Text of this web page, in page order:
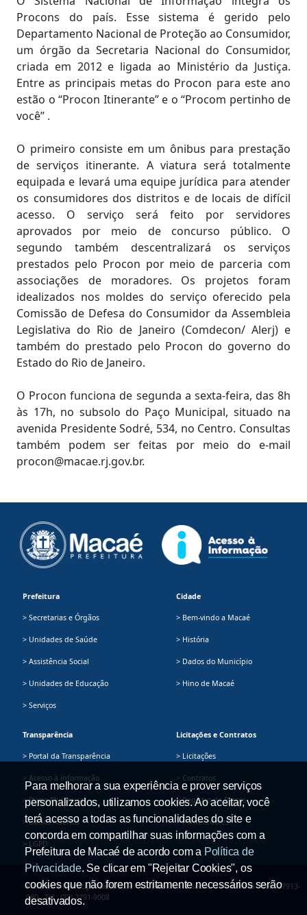
Procons do país. Esse sistema é gerido pelo
Departamento Nacional de Proteção ao Consumidor,
um órgão da Secretaria Nacional do Consumidor,
criada em 2012 e ligada ao Ministério da Justiça.
Entre as principais metas do Procon para este ano
estão o “Procon Itinerante” e o “Procom pertinho de
você” .
O primeiro consiste em um ônibus para prestação
de serviços itinerante. A viatura será totalmente
equipada e levará uma equipe jurídica para atender
os consumidores dos distritos e de locais de difícil
acesso. O serviço será feito por servidores
aprovados por meio de concurso público. O
segundo também descentralizará os serviços
prestados pelo Procon por meio de parceria com
associações de moradores. Os projetos foram
idealizados nos moldes do serviço oferecido pela
Comissão de Defesa do Consumidor da Assembleia
Legislativa do Rio de Janeiro (Comdecon/ Alerj) e
também do prestado pelo Procon do governo do
Estado do Rio de Janeiro.
O Procon funciona de segunda a sexta-feira, das 8h
às 17h, no subsolo do Paço Municipal, situado na
avenida Presidente Sodré, 534, no Centro. Consultas
também podem ser feitas por meio do e-mail
procon@macae.rj.gov.br.
Prefeitura
> Secretarias e Órgãos
> Unidades de Saúde
> Assistência Social
> Unidades de Educação
> Serviços
Cidade
> Bem-vindo a Macaé
> História
> Dados do Município
> Hino de Macaé
Transparência
> Portal da Transparência
> Acesso à informação
> Plano Plurianual
> Dados Abertos
> LGPD
Licitações e Contratos
> Licitações
> Contratos
> Registro de Preços
> Fornecedores
Prefeitura Municipal de Macaé - Av. Presidente Sodré, 534, Centro - CEP: 27913-
080 - Tel.: (22) 2791-9008
Para melhorar a sua experiência e prover serviços
personalizados, utilizamos cookies. Ao aceitar, você
terá acesso a todas as funcionalidades do site e
concorda em compartilhar suas informações com a
Prefeitura de Macaé de acordo com a Política de
Privacidade. Se clicar em "Rejeitar Cookies", os
cookies que não forem estritamente necessários serão
desativados.